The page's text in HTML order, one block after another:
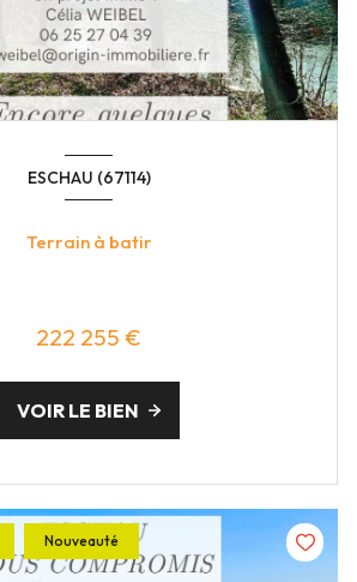
ESCHAU (67114)
Terrain à batir
222 255 €
VOIR LE BIEN
Nouveauté